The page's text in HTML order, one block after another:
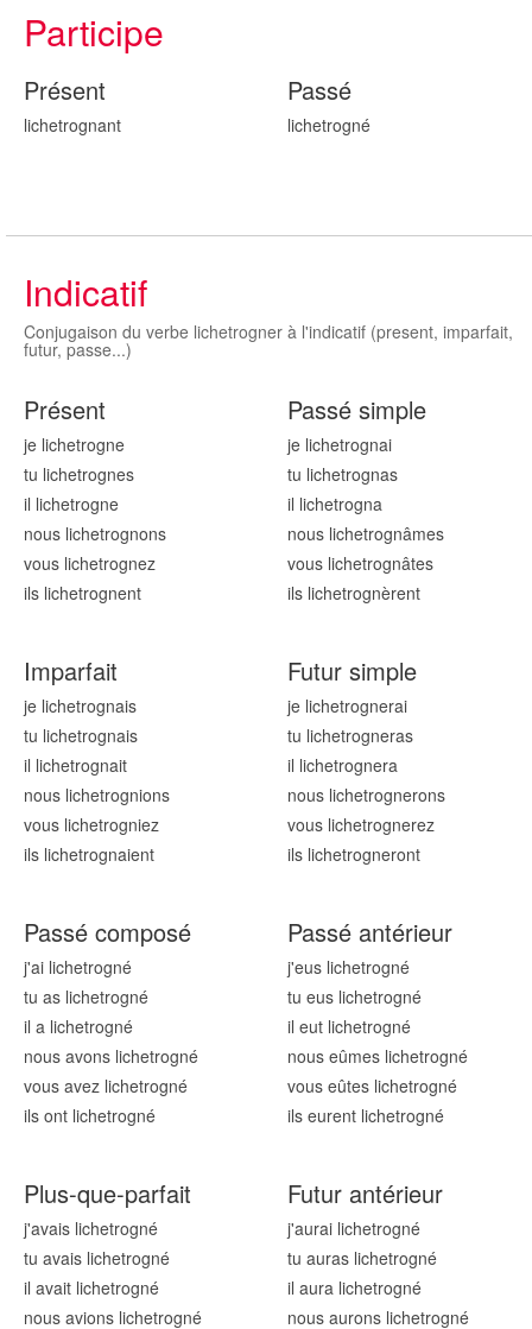
Participe
Présent
lichetrognant
Passé
lichetrogné
Indicatif
Conjugaison du verbe lichetrogner à l'indicatif (present, imparfait,
futur, passe...)
Présent
je lichetrogne
tu lichetrognes
il lichetrogne
nous lichetrognons
vous lichetrognez
ils lichetrognent
Passé simple
je lichetrognai
tu lichetrognas
il lichetrogna
nous lichetrognâmes
vous lichetrognâtes
ils lichetrognèrent
Imparfait
je lichetrognais
tu lichetrognais
il lichetrognait
nous lichetrognions
vous lichetrogniez
ils lichetrognaient
Futur simple
je lichetrognerai
tu lichetrogneras
il lichetrognera
nous lichetrognerons
vous lichetrognerez
ils lichetrogneront
Passé composé
j'ai lichetrogné
tu as lichetrogné
il a lichetrogné
nous avons lichetrogné
vous avez lichetrogné
ils ont lichetrogné
Passé antérieur
j'eus lichetrogné
tu eus lichetrogné
il eut lichetrogné
nous eûmes lichetrogné
vous eûtes lichetrogné
ils eurent lichetrogné
Plus-que-parfait
j'avais lichetrogné
tu avais lichetrogné
il avait lichetrogné
nous avions lichetrogné
Futur antérieur
j'aurai lichetrogné
tu auras lichetrogné
il aura lichetrogné
nous aurons lichetrogné